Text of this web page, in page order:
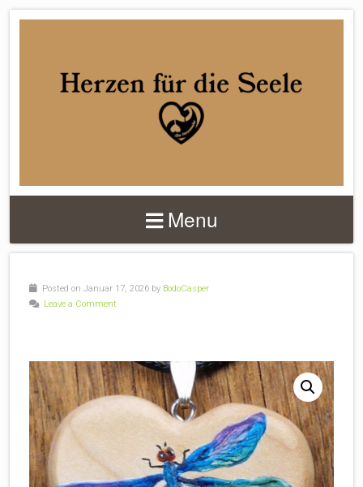
HERZENMACHER
Menu
Posted on Januar 17, 2026 by BodoCasper
Leave a Comment